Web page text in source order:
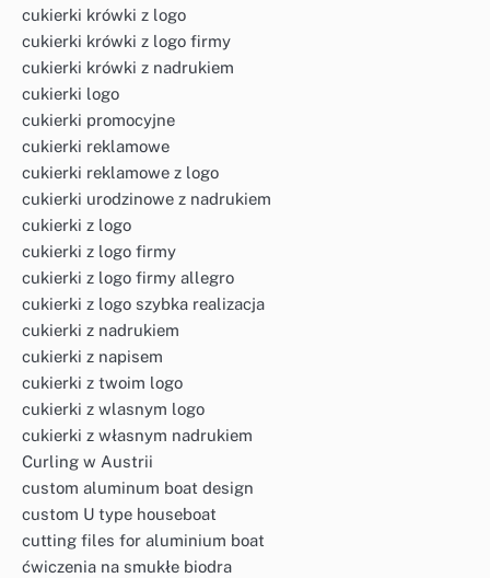
cukierki krówki z logo
cukierki krówki z logo firmy
cukierki krówki z nadrukiem
cukierki logo
cukierki promocyjne
cukierki reklamowe
cukierki reklamowe z logo
cukierki urodzinowe z nadrukiem
cukierki z logo
cukierki z logo firmy
cukierki z logo firmy allegro
cukierki z logo szybka realizacja
cukierki z nadrukiem
cukierki z napisem
cukierki z twoim logo
cukierki z wlasnym logo
cukierki z własnym nadrukiem
Curling w Austrii
custom aluminum boat design
custom U type houseboat
cutting files for aluminium boat
ćwiczenia na smukłe biodra